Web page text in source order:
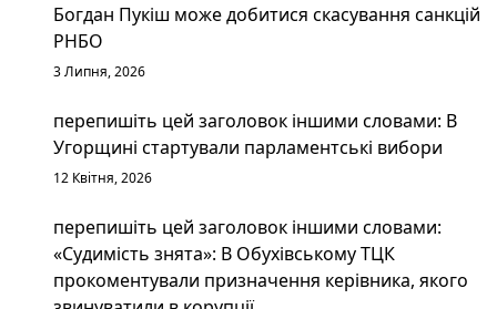
Богдан Пукіш може добитися скасування санкцій
РНБО
3 Липня, 2026
перепишіть цей заголовок іншими словами: В
Угорщині стартували парламентські вибори
12 Квітня, 2026
перепишіть цей заголовок іншими словами:
«Судимість знята»: В Обухівському ТЦК
прокоментували призначення керівника, якого